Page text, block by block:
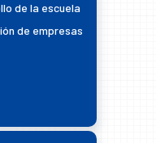
de la escuela
de empresas